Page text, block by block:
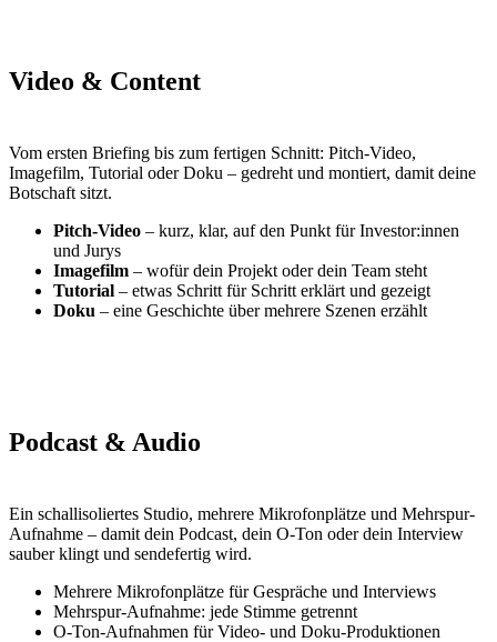
Video & Content
Vom ersten Briefing bis zum fertigen Schnitt: Pitch-Video,
Imagefilm, Tutorial oder Doku – gedreht und montiert, damit deine
Botschaft sitzt.
Pitch-Video – kurz, klar, auf den Punkt für Investor:innen
und Jurys
Imagefilm – wofür dein Projekt oder dein Team steht
Tutorial – etwas Schritt für Schritt erklärt und gezeigt
Doku – eine Geschichte über mehrere Szenen erzählt
Podcast & Audio
Ein schallisoliertes Studio, mehrere Mikrofonplätze und Mehrspur-
Aufnahme – damit dein Podcast, dein O-Ton oder dein Interview
sauber klingt und sendefertig wird.
Mehrere Mikrofonplätze für Gespräche und Interviews
Mehrspur-Aufnahme: jede Stimme getrennt
O-Ton-Aufnahmen für Video- und Doku-Produktionen